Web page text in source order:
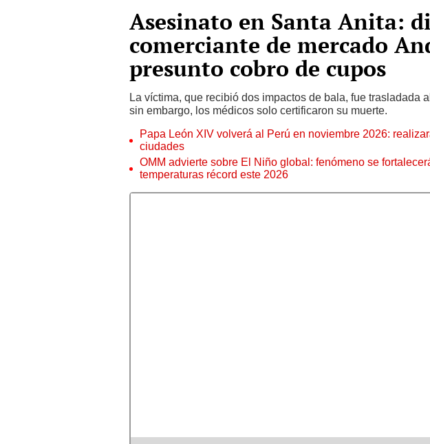
Asesinato en Santa Anita:
comerciante de mercado
presunto cobro de cupos
La víctima, que recibió dos impactos de bala, fue trasladada
sin embargo, los médicos solo certificaron su muerte.
Papa León XIV volverá al Perú en noviembre 2026:
ciudades
OMM advierte sobre El Niño global: fenómeno se
temperaturas récord este 2026